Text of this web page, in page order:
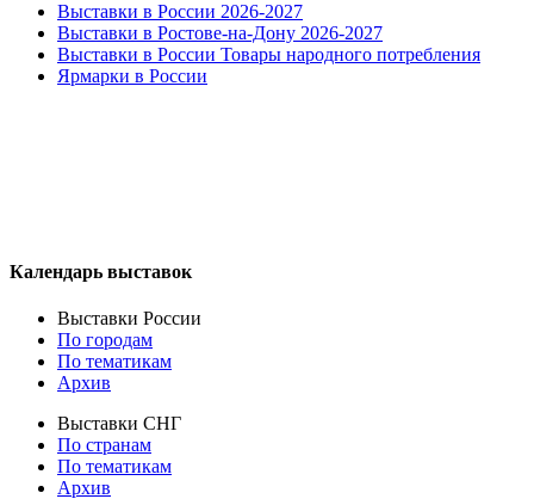
Выставки в России 2026-2027
Выставки в Ростове-на-Дону 2026-2027
Выставки в России Товары народного потребления
Ярмарки в России
Календарь выставок
Выставки России
По городам
По тематикам
Архив
Выставки СНГ
По странам
По тематикам
Архив